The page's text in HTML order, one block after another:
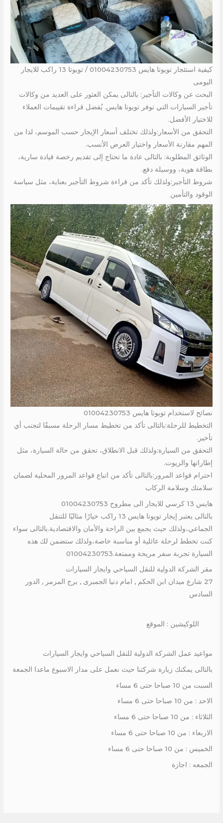
كيفية استئجار تويوتا هايس 01004230753 / تويوتا 13 راكب للايجار
اليومى
البحث عن وكالات التأجير: بالتالى يمكن العثور على العديد من وكالات
تأجير السيارات التي توفر تويوتا هايس. يُفضل قراءة تقييمات العملاء
للاختيار الأفضل.
التحقق من الأسعار:ولذلك تختلف أسعار الإيجار حسب الموسم، لذا من
المهم مقارنة الأسعار واختيار العرض الأنسب.
الوثائق المطلوبة: بالتالى عادة ما تحتاج إلى تقديم رخصة قيادة سارية،
بطاقة هوية، ووسيلة دفع.
شروط التأجير:ولذلك تأكد من قراءة شروط التأجير بعناية، مثل سياسة
الوقود والتأمين
نصائح لاستخدام تويوتا هايس 01004230753
التخطيط للرحلة:بالتالى تأكد من تخطيط مسار الرحلة مسبقًا لتجنب أي
تأخير.
التحقق من السيارة:ولذلك قبل الانطلاق، تحقق من حالة السيارة، مثل
إطاراتها والزيوت.
احترام قواعد المرور:بالتالى تأكد من اتباع قواعد المرور المحلية لضمان
سلامتك وسلامة الركاب
هايس 13 كرسي للايجار الى مطروح 01004230753
بالتالى يعتبر إيجار تويوتا هايس 13 راكب خيارًا مثاليًا للتنقل
الجماعي،ولذلك حيث يجمع بين الراحة والأمان والاقتصادية.بالتالى سواء
كنت تخطط لرحلة عائلية أو مناسبة خاصة،ولذلك ستضمن لك هذه
السيارة تجربة سفر مريحة وممتعة.01004230753
مقر الشركة الدولية للنقل السياحي وايجار السيارات
27 شارع ميدان ابن الحكم , امام دنيا الجمبرى , برج المرمر , الدور
السادس
اللوكيشين : الموقع
مواعيد عمل الشركة الدولية للنقل السياحي وايجار السيارات
بالتالى يمكنك زيارة شركتنا حيث نعمل على مدار الاسبوع ماعدا الجمعة
السبت من 10 صباحا حتى 6 مساء
الاحد : من 10 صباحا حتى 6 مساء
الثلاثاء : من 10 صباحا حتى 6 مساء
الاربعاء : من 10 صباحا حتى 6 مساء
الخميس : من 10 صباحا حتى 6 مساء
الجمعه : اجازة